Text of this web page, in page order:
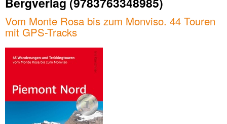
Vom Monte Rosa bis zum Monviso. 44 Touren
mit GPS-Tracks